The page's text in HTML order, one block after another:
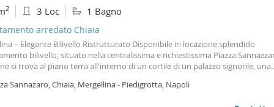
2 3 Loc 1 Bagno
arredato Chiaia
– Elegante Bilivello Ristrutturato Disponibile in locazione splendido
bilivello, situato nella centralissima e richiestissima Piazza
si trova al piano terra all'interno di un cortile di un palazzo signorile, una
pur essendo a pochissimi passi dal lungomare e dalla metropolitana di
Sannazaro, Chiaia, Mergellina - Piedigrotta, Napoli